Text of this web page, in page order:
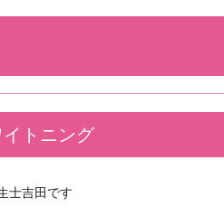
トニング
士吉田です